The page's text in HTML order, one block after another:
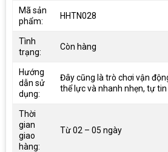
Mã sản
phẩm:
HHTN028
Tình
trạng:
Còn hàng
Hướng
dẫn sử
dụng:
Đây cũng là trò chơi vận
thể lực và nhanh nhẹn, tự tin
Thời
gian
giao
hàng:
Từ 02 – 05 ngày